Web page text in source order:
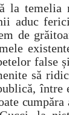
la
aduc
de
false
să
între
cumpăra